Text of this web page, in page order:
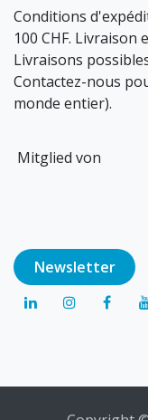
Conditions
100 CHF.
Livraisons
Contactez-nous
monde entier).
Mitglied von
Newsl​​​​etter